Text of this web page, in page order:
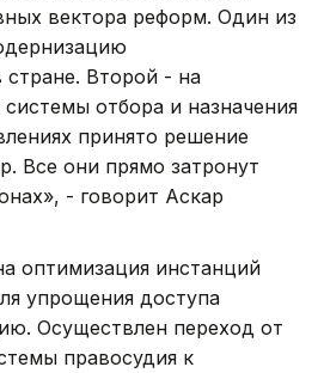
вектора реформ. Один из
стране. Второй - на
отбора и назначения
принято решение
Все они прямо затронут
- говорит Аскар
оптимизация инстанций
упрощения доступа
Осуществлен переход от
правосудия к